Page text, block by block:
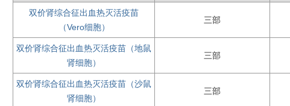
双价肾综合征出血热灭活疫苗
（Vero细胞）
三部
双价肾综合征出血热灭活疫苗（地鼠
肾细胞）
三部
双价肾综合征出血热灭活疫苗（沙鼠
肾细胞）
三部